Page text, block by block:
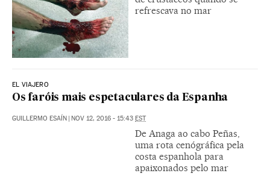
refrescava no mar
EL VIAJERO
Os faróis mais espetaculares da Espanha
GUILLERMO ESAÍN NOV 12, 2016 - 15:43 EST
De Anaga ao cabo Peñas,
uma rota cenógráfica pela
costa espanhola para
apaixonados pelo mar